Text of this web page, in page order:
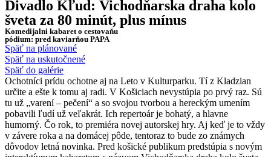
Divadlo Kľud: Vichodňarska draha kolo
šveta za 80 minút, plus mínus
Komedijalni kabaret o cestovaňu
pódium: pred kaviarňou PAPA
Späť na plánované
Späť na uskutočnené
Späť do galérie
Ochotníci prídu ochotne aj na Leto v Kulturparku. Tí z Kladzian
určite a ešte k tomu aj radi. V Košiciach nevystúpia po prvý raz. Sú
tu už „varení – pečení“ a so svojou tvorbou a hereckým umením
pobavili ľudí už veľakrát. Ich repertoár je bohatý, a hlavne
humorný. Čo rok, to premiéra novej autorskej hry. Aj keď je to vždy
v závere roka a na domácej pôde, tentoraz to bude zo známych
dôvodov letná novinka. Pred košické publikum predstúpia s novým